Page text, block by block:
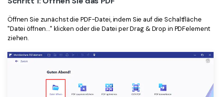
Öffnen Sie zunächst die PDF-Datei, indem Sie auf die Schaltfläche
"Datei öffnen…" klicken oder die Datei per Drag & Drop in PDFelement
ziehen.